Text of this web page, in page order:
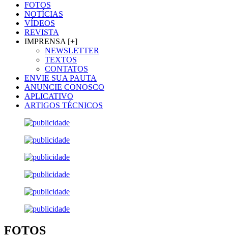
FOTOS
NOTÍCIAS
VÍDEOS
REVISTA
IMPRENSA [+]
NEWSLETTER
TEXTOS
CONTATOS
ENVIE SUA PAUTA
ANUNCIE CONOSCO
APLICATIVO
ARTIGOS TÉCNICOS
FOTOS